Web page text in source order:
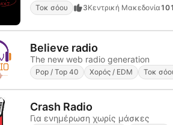
Τοκ σόου 3Κεντρική Μακεδονία
Believe radio
The new web radio generation
Pop / Top 40 Χορός / EDM Τοκ
Crash Radio
Για ενημέρωση χωρίς μάσκες